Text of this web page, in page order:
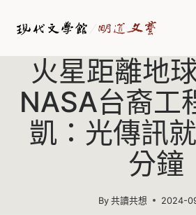
火星距離地
NASA台裔工
凱：光傳訊
分鐘
By 共讀共想 2024-